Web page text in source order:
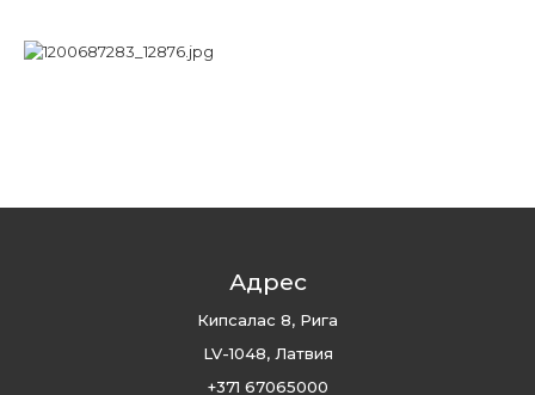
Адрес
Кипсалас 8, Рига
LV-1048, Латвия
+371 67065000